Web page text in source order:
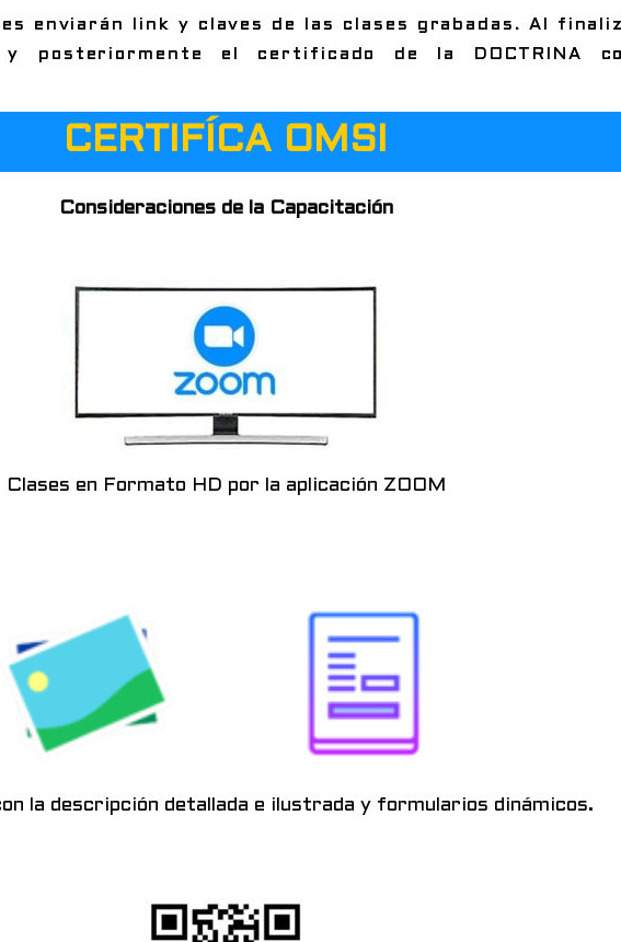
enviarán link y claves de las clases grabadas. Al
posteriormente el certificado de la DOCTRINA
CERTIFÍCA OMSI
Consideraciones de la Capacitación
Clases en Formato HD por la aplicación ZOOM
la descripción detallada e ilustrada y formularios dinámicos.